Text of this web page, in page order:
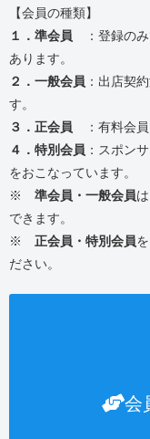
【会員の種類】
１．準会員 ：登録のみ
あります。
２．一般会員 ：出店契
す。
３．正会員 ：有料会員
４．特別会員 ：スポン
をおこなっています。
※ 準会員・一般会員
できます。
※ 正会員・特別会員
ださい。
会